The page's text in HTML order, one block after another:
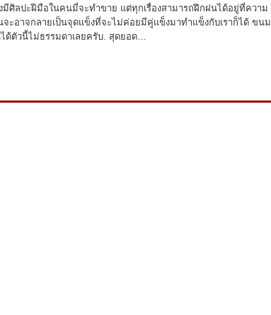
ศิลปะฝีมือในคนมี่จะทำขาย แต่ทุกเรื่องสามารถฝึกฝนได้อยู่ที่ความ
ะอาจกลายเป็นจุดแข็งที่จะไม่ค่อยมีคู่แข็งมาทำแข็งกับเราก็ได้ ขนม
ตัวนี้ไม่ธรรมดาเลยครับ. สุดยอด…